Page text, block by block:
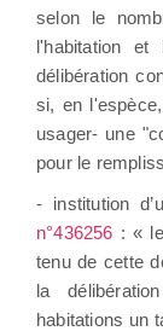
selon le
l'habitation
délibération
si, en
usager- une
pour le
- institution
n°436256 : «
tenu de cette
la
habitations un